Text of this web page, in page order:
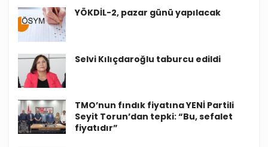
YÖKDİL-2, pazar günü yapılacak
Selvi Kılıçdaroğlu taburcu edildi
TMO’nun fındık fiyatına YENİ Partili
Seyit Torun’dan tepki: “Bu, sefalet
fiyatıdır”